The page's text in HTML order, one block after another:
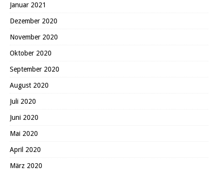
Januar 2021
Dezember 2020
November 2020
Oktober 2020
September 2020
August 2020
Juli 2020
Juni 2020
Mai 2020
April 2020
März 2020